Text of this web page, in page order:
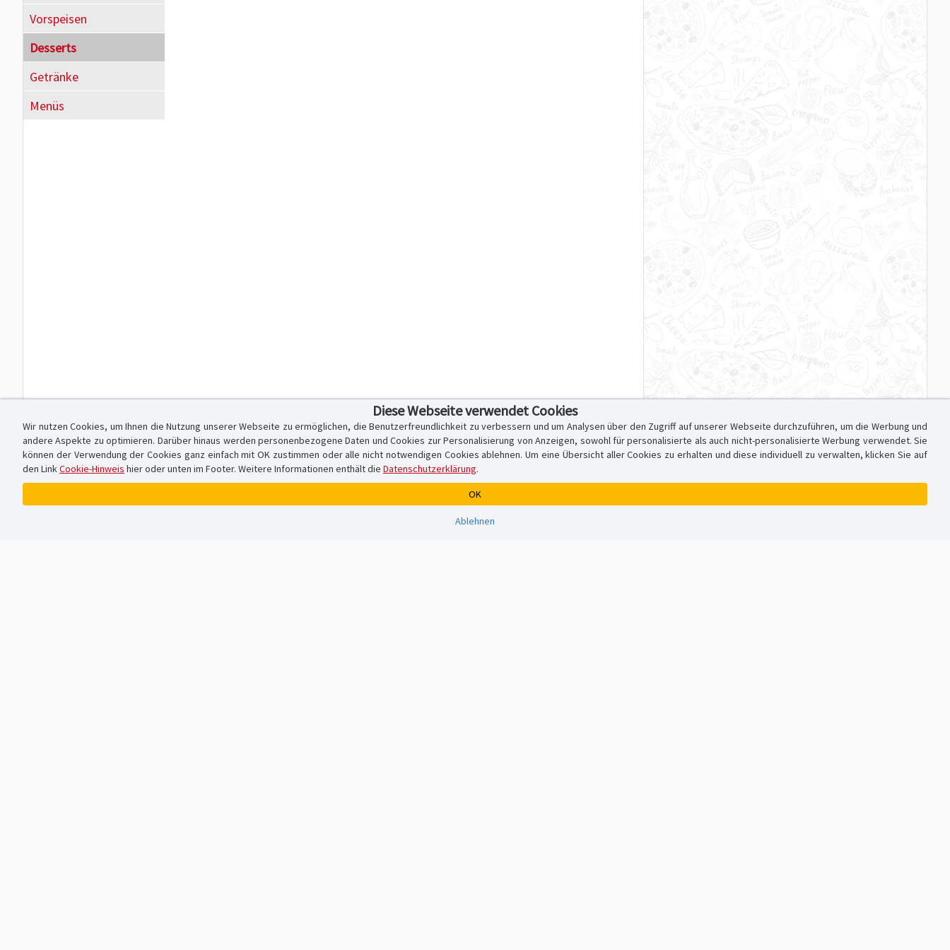
Vorspeisen
Desserts
Getränke
Menüs
Diese Webseite verwendet Cookies
Wir nutzen Cookies, um Ihnen die Nutzung unserer Webseite zu ermöglichen, die Benutzerfreundlichkeit zu verbessern und um Analysen über den Zugriff auf unserer Webseite durchzuführen, um die Werbung und
andere Aspekte zu optimieren. Darüber hinaus werden personenbezogene Daten und Cookies zur Personalisierung von Anzeigen, sowohl für personalisierte als auch nicht-personalisierte Werbung verwendet. Sie
können der Verwendung der Cookies ganz einfach mit OK zustimmen oder alle nicht notwendigen Cookies ablehnen. Um eine Übersicht aller Cookies zu erhalten und diese individuell zu verwalten, klicken Sie auf
den LinkCookie-Hinweis hier oder unten im Footer. Weitere Informationen enthält die Datenschutzerklärung.
OK
Ablehnen